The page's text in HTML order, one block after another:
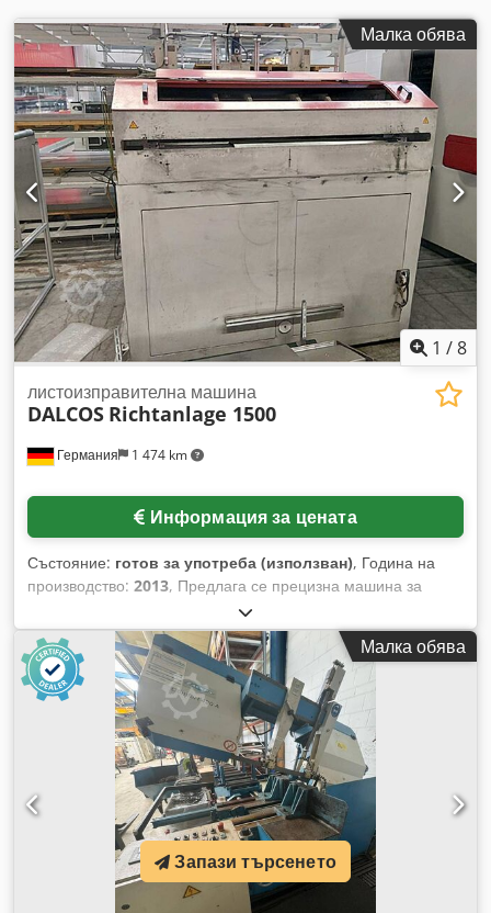
Малка обява
1 /8
Германия 1 474 km
листоизправителна машина
DALCOS Richtanlage 1500
Информация за цената
Състояние: готов за употреба (използван), Година на
производство: 2013, Предлага се прецизна машина за
изправяне на ламарина. Максимална ширина на
материала: 1500 мм, дебелина на материала: 1-2 мм,
подходяща за: алуминий. Управление: Siemens Simatic
OP177B. Оборудвана с ролкова транспортна рамка.
Допълнително налични резервни части: Siemens Control
Unit 24V DC (6SL3040-1NB00-0AA0), Siemens компактен
асинхронен мотор 15kW (1PH7133-2DF02-0BA0), Siemens
синхронен серво мотор (1FK7042-5AK71-1KG0), Siemens
Sinamics Basic Line Module (6SL3130-1TE22-0AA0),
Siemens Simatic Panel OP177B, INA кривошипни лагери.
Тегло: около 6700 кг, общи размери X/Y/Z: около 2400
мм/1600 мм/1800 мм. Оглед при договорка. Dcsdpfxjy Uyfvj
Малка обява
Запази търсенето